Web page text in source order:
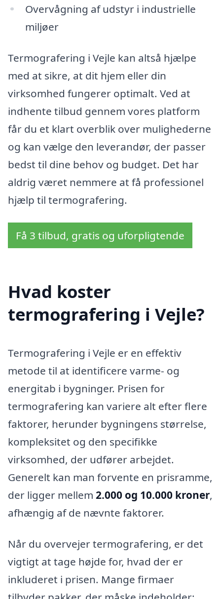
Overvågning af udstyr i industrielle
miljøer
Termografering i Vejle kan altså hjælpe
med at sikre, at dit hjem eller din
virksomhed fungerer optimalt. Ved at
indhente tilbud gennem vores platform
får du et klart overblik over mulighederne
og kan vælge den leverandør, der passer
bedst til dine behov og budget. Det har
aldrig været nemmere at få professionel
hjælp til termografering.
Få 3 tilbud, gratis og uforpligtende
Hvad koster
termografering i Vejle?
Termografering i Vejle er en effektiv
metode til at identificere varme- og
energitab i bygninger. Prisen for
termografering kan variere alt efter flere
faktorer, herunder bygningens størrelse,
kompleksitet og den specifikke
virksomhed, der udfører arbejdet.
Generelt kan man forvente en prisramme,
der ligger mellem 2.000 og 10.000 kroner,
afhængig af de nævnte faktorer.
Når du overvejer termografering, er det
vigtigt at tage højde for, hvad der er
inkluderet i prisen. Mange firmaer